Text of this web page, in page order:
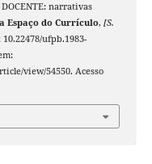
DOCENTE: narrativas
Espaço do Currículo, [S.
10.22478/ufpb.1983-
view/54550. Acesso